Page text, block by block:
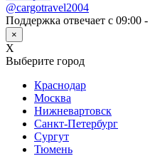
@cargotravel2004
Поддержка отвечает с 09:00
×
X
Выберите город
Краснодар
Москва
Нижневартовск
Санкт-Петербург
Сургут
Тюмень